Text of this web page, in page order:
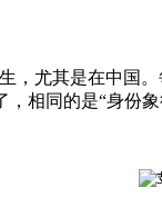
其是在中国。
相同的是“身份象